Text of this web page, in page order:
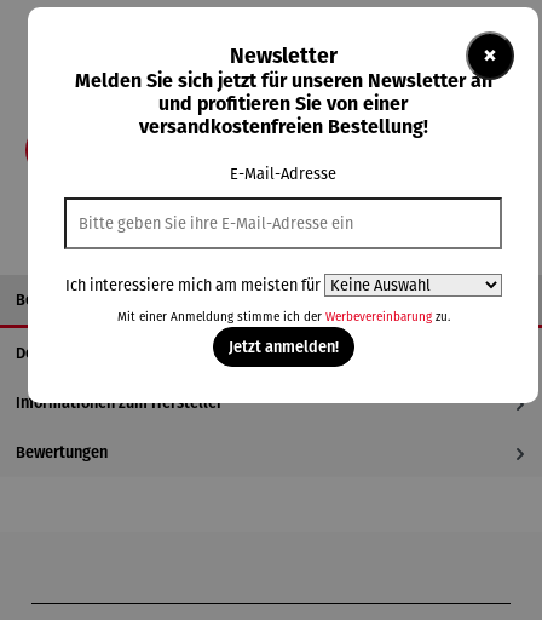
L M S
XXL
XXS
Beschreibung
Details
Informationen zum Hersteller
Bewertungen
×
Newsletter
Melden Sie sich jetzt für unseren Newsletter an
und profitieren Sie von einer
versandkostenfreien Bestellung!
E-Mail-Adresse
Ich interessiere mich am meisten für
Mit einer Anmeldung stimme ich der Werbevereinbarungzu.
Jetzt anmelden!